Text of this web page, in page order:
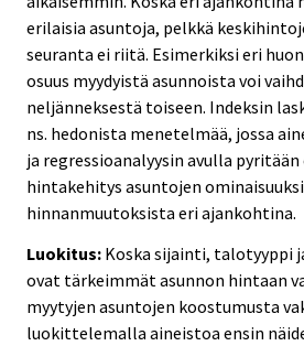
erilaisia asuntoja, pelkkä
seuranta ei riitä. Esimerkiksi eri
osuus myydyistä asunnoista voi
neljänneksestä toiseen. Indeksin
ns. hedonista menetelmää, jossa
ja regressioanalyysin avulla
hintakehitys asuntojen
hinnanmuutoksista eri ajankohtina.
Luokitus: Koska sijainti, talotyyppi
ovat tärkeimmät asunnon hintaan
myytyjen asuntojen koostumusta
luokittelemalla aineistoa ensin